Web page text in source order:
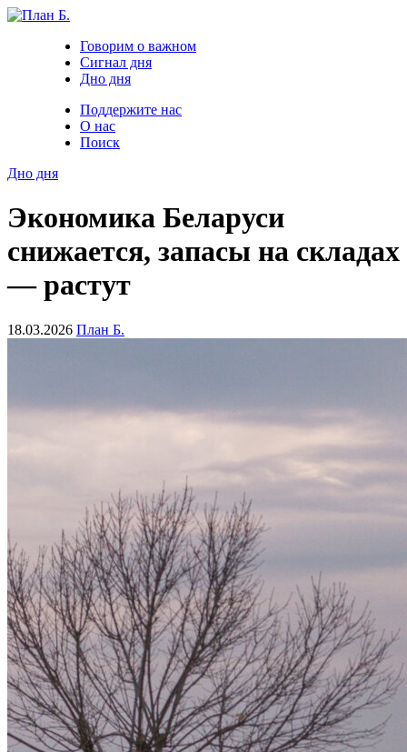
Говорим о важном
Сигнал дня
Дно дня
Поддержите нас
О нас
Поиск
Дно дня
Экономика Беларуси
снижается, запасы на складах
— растут
18.03.2026 План Б.